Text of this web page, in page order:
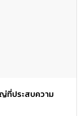
ที่ประสบความ